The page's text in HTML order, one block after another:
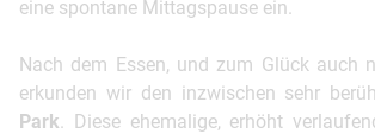
eine spontane Mittagspause ein.
Nach dem Essen, und zum Glück auch
erkunden wir den inzwischen sehr
Park . Diese ehemalige, erhöht